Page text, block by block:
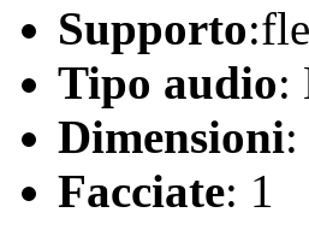
Supporto
Tipo audio:
Dimensioni
Facciate: 1